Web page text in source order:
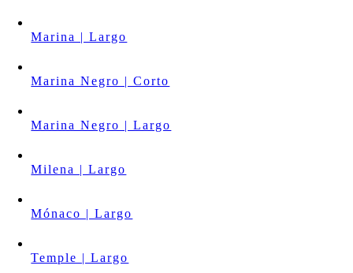
Marina | Largo
Marina Negro | Corto
Marina Negro | Largo
Milena | Largo
Mónaco | Largo
Temple | Largo